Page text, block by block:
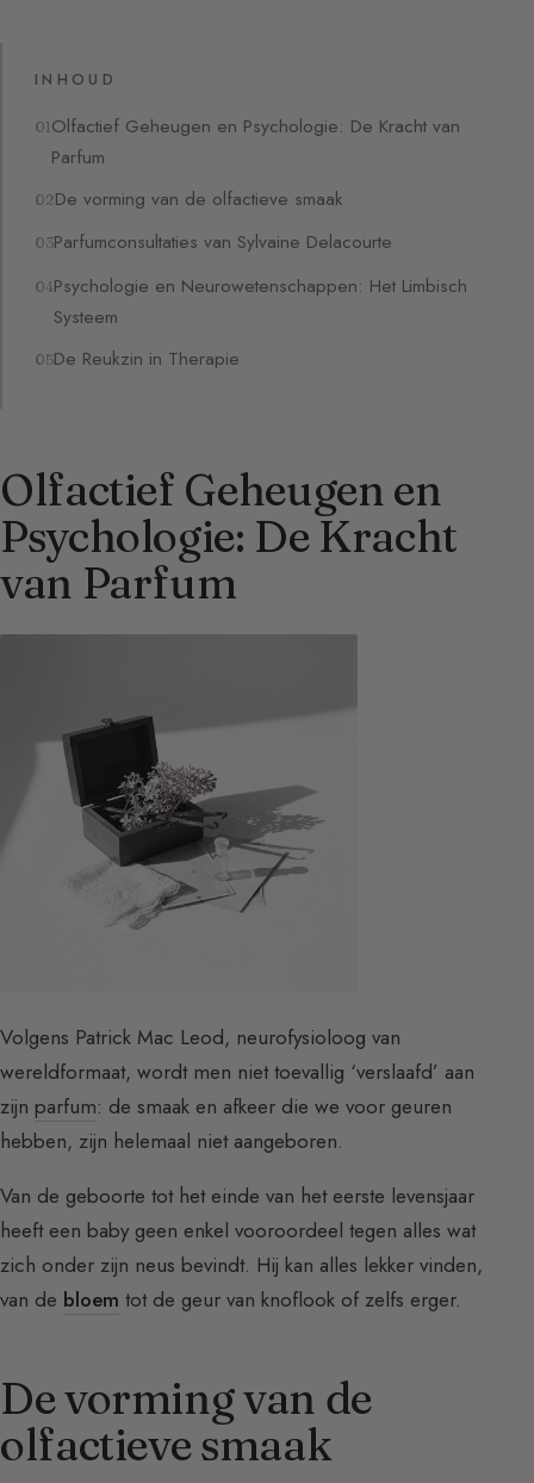
INHOUD
Olfactief Geheugen en Psychologie: De Kracht van
Parfum
De vorming van de olfactieve smaak
Parfumconsultaties van Sylvaine Delacourte
Psychologie en Neurowetenschappen: Het Limbisch
Systeem
De Reukzin in Therapie
Olfactief Geheugen en
Psychologie: De Kracht
van Parfum
Volgens Patrick Mac Leod, neurofysioloog van
wereldformaat, wordt men niet toevallig ‘verslaafd’ aan
zijn parfum: de smaak en afkeer die we voor geuren
hebben, zijn helemaal niet aangeboren.
Van de geboorte tot het einde van het eerste levensjaar
heeft een baby geen enkel vooroordeel tegen alles wat
zich onder zijn neus bevindt. Hij kan alles lekker vinden,
van de bloem tot de geur van knoflook of zelfs erger.
De vorming van de
olfactieve smaak